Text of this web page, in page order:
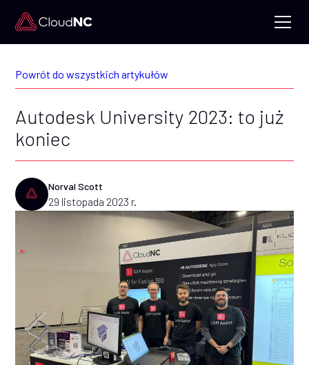
Powrót do wszystkich artykułów
Autodesk University 2023: to już
koniec
Norval Scott
29 listopada 2023 r.